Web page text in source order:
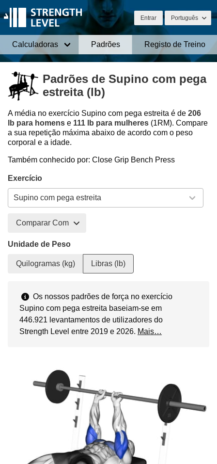
Entrar Português
Calculadoras Padrões Registo de Treino
Padrões de Supino com pega
estreita (lb)
A média no exercício Supino com pega estreita é de 206
lb para homens e 111 lb para mulheres (1RM). Compare
a sua repetição máxima abaixo de acordo com o peso
corporal e a idade.
Também conhecido por: Close Grip Bench Press
Exercício
Comparar Com
Unidade de Peso
Quilogramas (kg) Libras (lb)
Os nossos padrões de força no exercício
Supino com pega estreita baseiam-se em
446.921 levantamentos de utilizadores do
Strength Level entre 2019 e 2026. Mais…